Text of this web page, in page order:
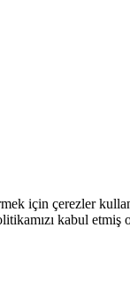
için çerezler
kabul etmiş